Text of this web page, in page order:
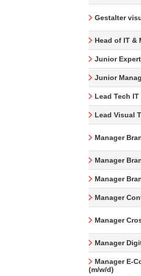
Gestalter
Head of IT &
Junior
Junior
Lead Tech
Lead Visual
Manager
Manager
Manager
Manager
Manager
Manager
Manager E-
(m/w/d)